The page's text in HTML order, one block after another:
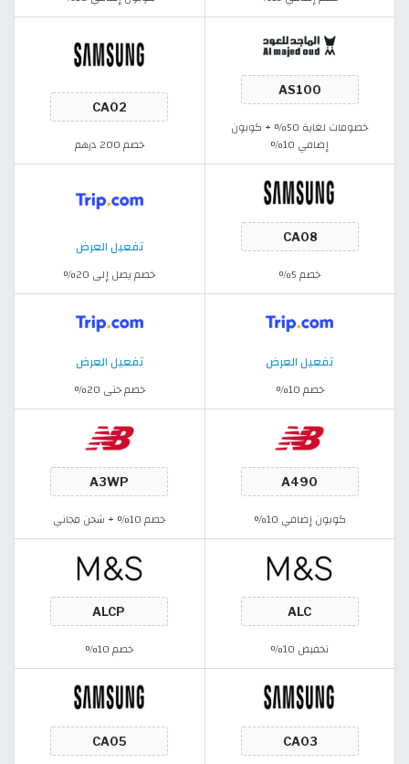
خصومات لغاية 50% + كوبون
إضافي 10%
خصم 200 درهم
خصم 5%
تفعيل العرض
خصم يصل إلى 20%
تفعيل العرض
خصم 10%
تفعيل العرض
خصم حتى 20%
كوبون إضافي 10% خصم 10% + شحن مجاني
تخفيض 10% خصم 10%